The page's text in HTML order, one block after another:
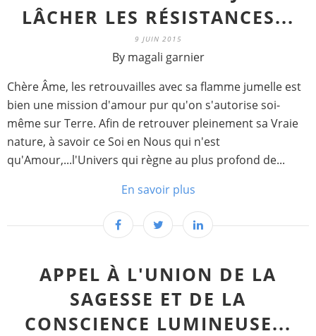
LÂCHER LES RÉSISTANCES...
9 JUIN 2015
By magali garnier
Chère Âme, les retrouvailles avec sa flamme jumelle est
bien une mission d'amour pur qu'on s'autorise soi-
même sur Terre. Afin de retrouver pleinement sa Vraie
nature, à savoir ce Soi en Nous qui n'est
qu'Amour,...l'Univers qui règne au plus profond de...
En savoir plus
APPEL À L'UNION DE LA
SAGESSE ET DE LA
CONSCIENCE LUMINEUSE...